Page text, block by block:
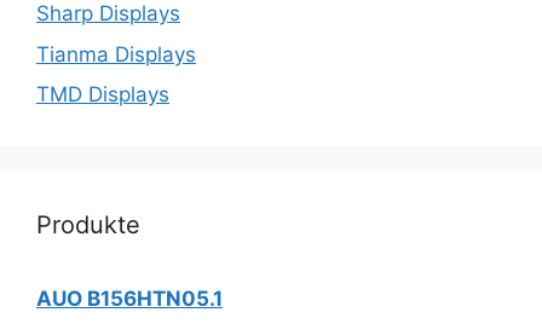
Sharp Displays
Tianma Displays
TMD Displays
Produkte
AUO B156HTN05.1